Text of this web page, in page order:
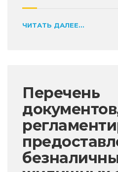
ЧИТАТЬ ДАЛЕЕ...
Перечень